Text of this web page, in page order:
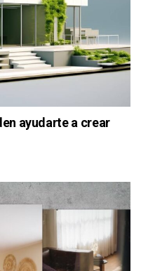
ayudarte a crear